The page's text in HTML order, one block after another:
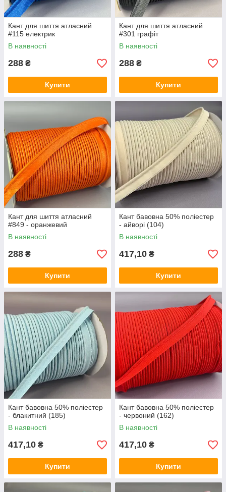
Кант для шиття атласний
#115 електрик
В наявності
288 ₴
Купити
Кант для шиття атласний
#301 графіт
В наявності
288 ₴
Купити
Кант для шиття атласний
#849 - оранжевий
В наявності
288 ₴
Купити
Кант бавовна 50% поліестер
- айворі (104)
В наявності
417,10 ₴
Купити
Кант бавовна 50% поліестер
- блакитний (185)
В наявності
417,10 ₴
Купити
Кант бавовна 50% поліестер
- червоний (162)
В наявності
417,10 ₴
Купити